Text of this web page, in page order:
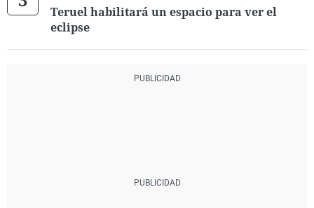
Teruel habilitará un espacio para ver el
eclipse